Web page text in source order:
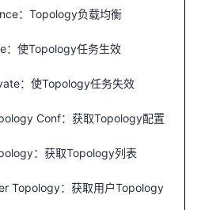
： Topology负载均衡
：使Topology任务生效
：使Topology任务失效
Conf：获取Topology配置
：获取Topology列表
Topology：获取用户Topology